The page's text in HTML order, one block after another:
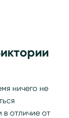
ничего не
отличие от